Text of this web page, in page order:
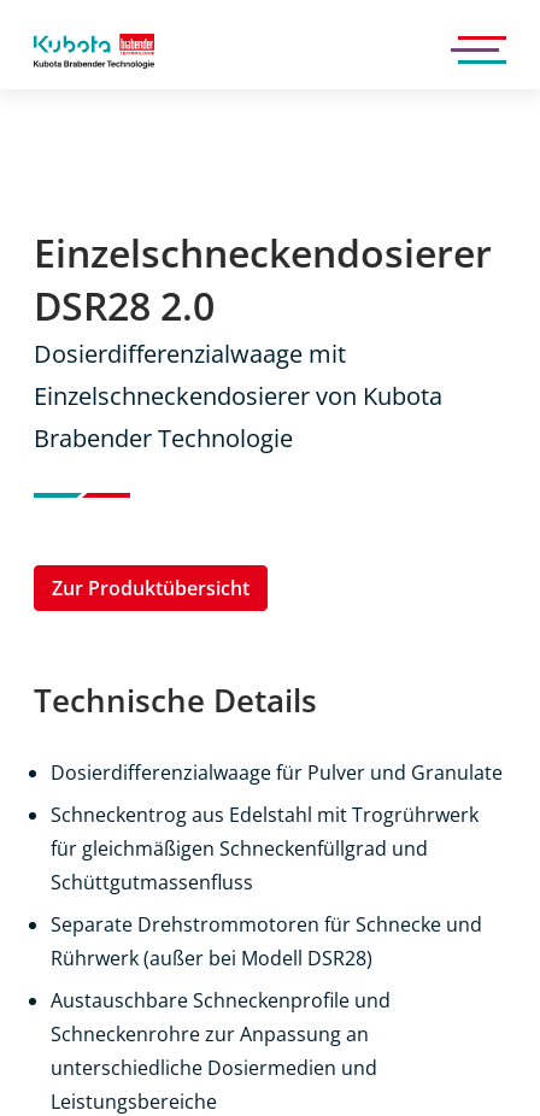
Kubota
Einzelschneckendosierer
DSR28 2.0
Dosierdifferenzialwaage mit
Einzelschneckendosierer von Kubota
Brabender Technologie
Zur Produktübersicht
Technische Details
Dosierdifferenzialwaage für Pulver und Granulate
Schneckentrog aus Edelstahl mit Trogrührwerk
für gleichmäßigen Schneckenfüllgrad und
Schüttgutmassenfluss
Separate Drehstrommotoren für Schnecke und
Rührwerk (außer bei Modell DSR28)
Austauschbare Schneckenprofile und
Schneckenrohre zur Anpassung an
unterschiedliche Dosiermedien und
Leistungsbereiche